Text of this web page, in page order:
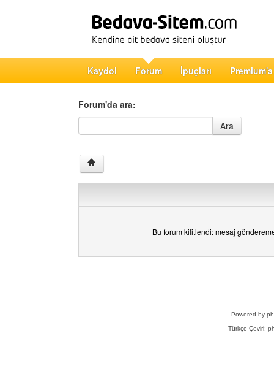
Kaydol Forum İpuçları
Forum'da ara:
Forum'da ara
Ara
Bu forum kilitlendi: mesaj
Powered by
Türkçe Çeviri: